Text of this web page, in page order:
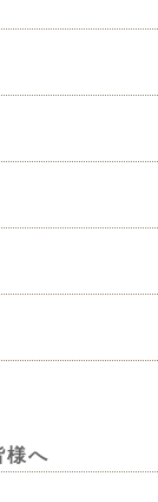
様へ